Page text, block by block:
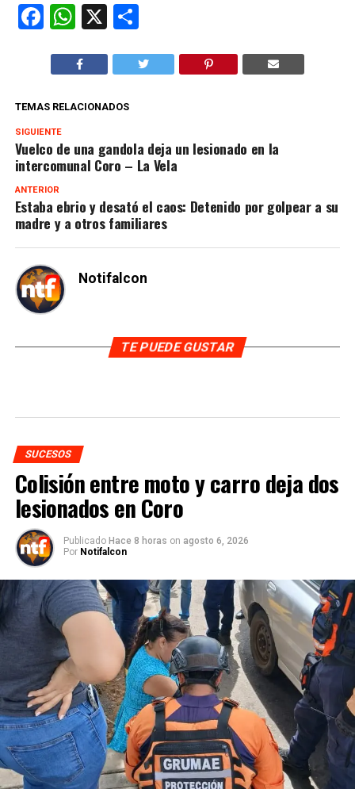
Facebook
WhatsApp
X Compartir
TEMAS RELACIONADOS
SIGUIENTE
Vuelco de una gandola deja un lesionado en la
intercomunal Coro – La Vela
ANTERIOR
Estaba ebrio y desató el caos: Detenido por golpear a su
madre y a otros familiares
Notifalcon
TE PUEDE GUSTAR
SUCESOS
Colisión entre moto y carro deja dos
lesionados en Coro
Publicado Hace 8 horas on agosto 6, 2026
Por Notifalcon